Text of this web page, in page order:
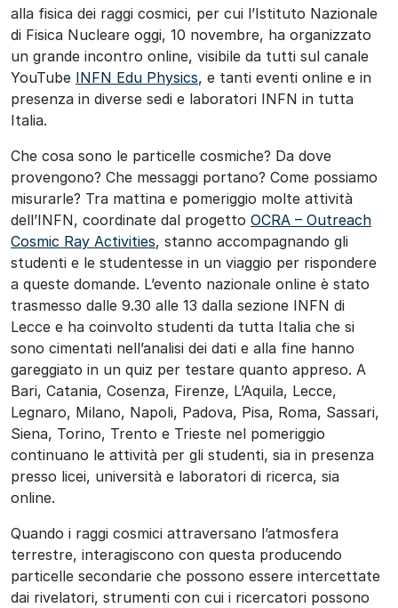
alla fisica dei raggi cosmici, per cui l’Istituto Nazionale
di Fisica Nucleare oggi, 10 novembre, ha organizzato
un grande incontro online, visibile da tutti sul canale
YouTube INFN Edu Physics, e tanti eventi online e in
presenza in diverse sedi e laboratori INFN in tutta
Italia.
Che cosa sono le particelle cosmiche? Da dove
provengono? Che messaggi portano? Come possiamo
misurarle? Tra mattina e pomeriggio molte attività
dell’INFN, coordinate dal progetto OCRA – Outreach
Cosmic Ray Activities, stanno accompagnando gli
studenti e le studentesse in un viaggio per rispondere
a queste domande. L’evento nazionale online è stato
trasmesso dalle 9.30 alle 13 dalla sezione INFN di
Lecce e ha coinvolto studenti da tutta Italia che si
sono cimentati nell’analisi dei dati e alla fine hanno
gareggiato in un quiz per testare quanto appreso. A
Bari, Catania, Cosenza, Firenze, L’Aquila, Lecce,
Legnaro, Milano, Napoli, Padova, Pisa, Roma, Sassari,
Siena, Torino, Trento e Trieste nel pomeriggio
continuano le attività per gli studenti, sia in presenza
presso licei, università e laboratori di ricerca, sia
online.
Quando i raggi cosmici attraversano l’atmosfera
terrestre, interagiscono con questa producendo
particelle secondarie che possono essere intercettate
dai rivelatori, strumenti con cui i ricercatori possono